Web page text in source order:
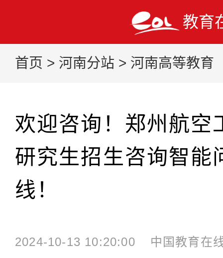
教育
首页 > 河南分站 > 河南高等教育
欢迎咨询！郑州航空
研究生招生咨询智能
线！
2024-10-13 10:20:00 中国教育在